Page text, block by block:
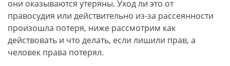
они оказываются утеряны. Уход ли это от
правосудия или действительно из-за рассеянности
произошла потеря, ниже рассмотрим как
действовать и что делать, если лишили прав, а
человек права потерял.